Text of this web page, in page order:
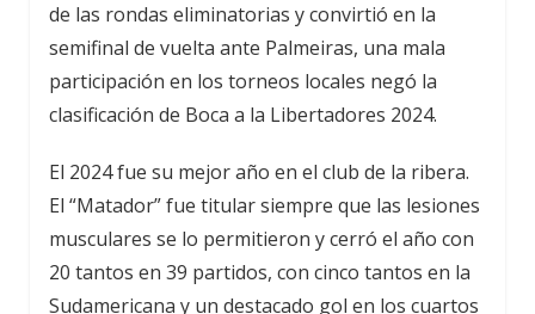
de las rondas eliminatorias y convirtió en la
semifinal de vuelta ante Palmeiras, una mala
participación en los torneos locales negó la
clasificación de Boca a la Libertadores 2024.
El 2024 fue su mejor año en el club de la ribera.
El “Matador” fue titular siempre que las lesiones
musculares se lo permitieron y cerró el año con
20 tantos en 39 partidos, con cinco tantos en la
Sudamericana y un destacado gol en los cuartos